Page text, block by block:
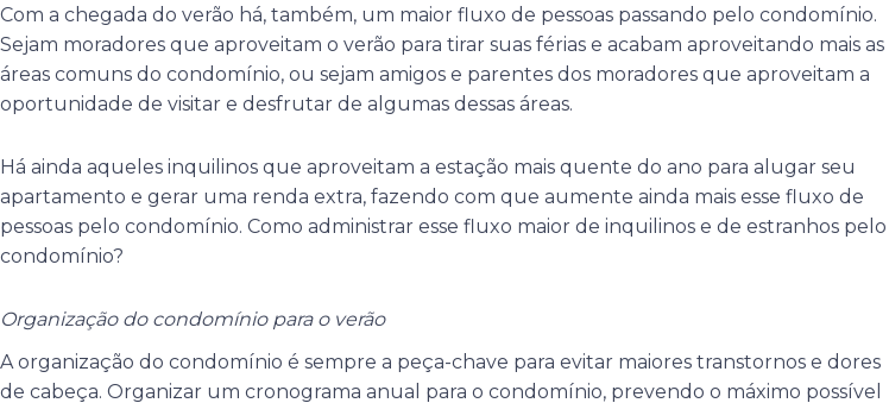
Com a chegada do verão há, também, um maior fluxo de pessoas passando pelo condomínio.
Sejam moradores que aproveitam o verão para tirar suas férias e acabam aproveitando mais as
áreas comuns do condomínio, ou sejam amigos e parentes dos moradores que aproveitam a
oportunidade de visitar e desfrutar de algumas dessas áreas.
Há ainda aqueles inquilinos que aproveitam a estação mais quente do ano para alugar seu
apartamento e gerar uma renda extra, fazendo com que aumente ainda mais esse fluxo de
pessoas pelo condomínio. Como administrar esse fluxo maior de inquilinos e de estranhos pelo
condomínio?
Organização do condomínio para o verão
A organização do condomínio é sempre a peça-chave para evitar maiores transtornos e dores
de cabeça. Organizar um cronograma anual para o condomínio, prevendo o máximo possível